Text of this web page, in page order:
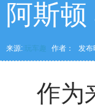
阿斯
来源: 玩车趣 作者： 发布
作为